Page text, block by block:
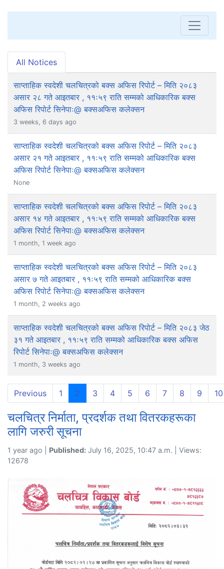
All Notices
साप्ताहिक स्वदेशी चलचित्रको बक्स अफिस रिपोर्ट – मिति २०८३
असार २८ गते आइतबार , ११ः५९ राति सम्मको आधिकारिक बक्स
अफिस रिपोर्ट सिनेपाः@ बक्सअफिस कलेक्सन
3 weeks, 6 days ago
साप्ताहिक स्वदेशी चलचित्रको बक्स अफिस रिपोर्ट – मिति २०८३
असार २१ गते आइतबार , ११ः५९ राति सम्मको आधिकारिक बक्स
अफिस रिपोर्ट सिनेपाः@ बक्सअफिस कलेक्सन
None
साप्ताहिक स्वदेशी चलचित्रको बक्स अफिस रिपोर्ट – मिति २०८३
असार १४ गते आइतबार , ११ः५९ राति सम्मको आधिकारिक बक्स
अफिस रिपोर्ट सिनेपाः@ बक्सअफिस कलेक्सन
1 month, 1 week ago
साप्ताहिक स्वदेशी चलचित्रको बक्स अफिस रिपोर्ट – मिति २०८३
असार ७ गते आइतबार , ११ः५९ राति सम्मको आधिकारिक बक्स
अफिस रिपोर्ट सिनेपाः@ बक्सअफिस कलेक्सन
1 month, 2 weeks ago
साप्ताहिक स्वदेशी चलचित्रको बक्स अफिस रिपोर्ट – मिति २०८३ जेठ
३१ गते आइतबार , ११ः५९ राति सम्मको आधिकारिक बक्स अफिस
रिपोर्ट सिनेपाः@ बक्सअफिस कलेक्सन
1 month, 3 weeks ago
Previous 1 2 (current)
3 4 5 6 7 8 9 10
चलचित्र निर्माता, प्रदर्शक तथा वितरकहरूका
लागि जरुरी सूचना
1 year ago | Published: July 16, 2025, 10:47 a.m. | Views:
12678